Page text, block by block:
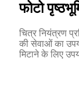
फोटो
चित्र नियंत्रण
की सेवाओं का
मिटाने के लिए